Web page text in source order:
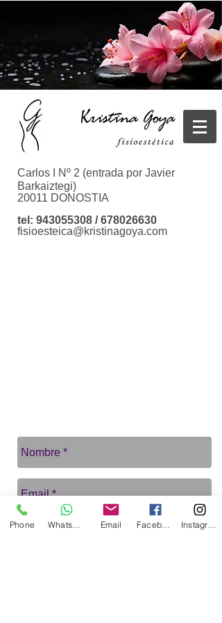
Carlos I Nº 2 (entrada por Javier
Barkaiztegi)
20011 DONOSTIA
tel: 943055308 /678026630
fisioesteica@kristinagoya.com
Phone Email